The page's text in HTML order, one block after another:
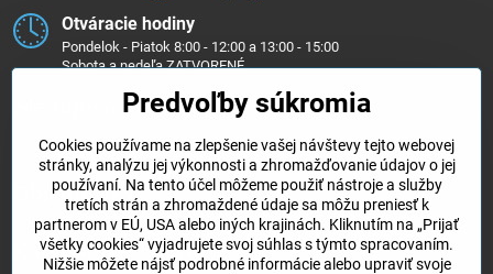
Otváracie hodiny
Pondelok - Piatok 8:00 - 12:00 a 13:00 - 15:00
Sobota a nedeľa ZATVORENÉ
Sledujte nás na ...
Facebook Instagram
Objednávky
Kategórie e-shopu
Predvoľby súkromia
Cookies používame na zlepšenie vašej návštevy tejto webovej
stránky, analýzu jej výkonnosti a zhromažďovanie údajov o jej
používaní. Na tento účel môžeme použiť nástroje a služby
tretích strán a zhromaždené údaje sa môžu preniesť k
partnerom v EÚ, USA alebo iných krajinách. Kliknutím na „Prijať
všetky cookies“ vyjadrujete svoj súhlas s týmto spracovaním.
Nižšie môžete nájsť podrobné informácie alebo upraviť svoje